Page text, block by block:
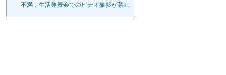
不満：生活発表会でのビデオ撮影が禁止